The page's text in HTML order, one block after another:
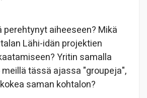
perehtynyt aiheeseen? Mikä
Lähi-idän projektien
Yritin samalla
tässä ajassa "groupeja",
saman kohtalon?